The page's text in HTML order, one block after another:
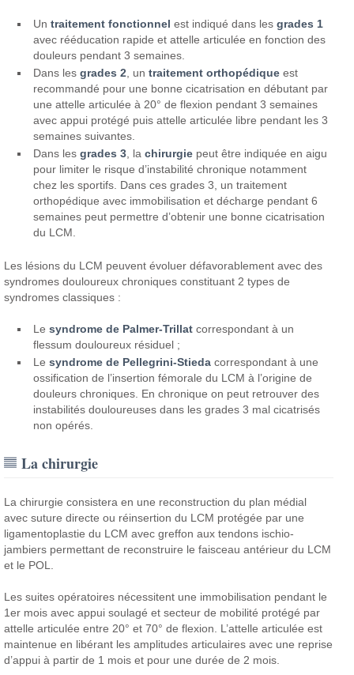
Untraitement fonctionnel est indiqué dans lesgrades 1
avec rééducation rapide et attelle articulée en fonction des
douleurs pendant 3 semaines.
Dans lesgrades 2 , untraitement orthopédique est
recommandé pour une bonne cicatrisation en débutant par
une attelle articulée à 20° de flexion pendant 3 semaines
avec appui protégé puis attelle articulée libre pendant les 3
semaines suivantes.
Dans lesgrades 3 , lachirurgie peut être indiquée en aigu
pour limiter le risque d’instabilité chronique notamment
chez les sportifs. Dans ces grades 3, un traitement
orthopédique avec immobilisation et décharge pendant 6
semaines peut permettre d’obtenir une bonne cicatrisation
du LCM.
Les lésions du LCM peuvent évoluer défavorablement avec des
syndromes douloureux chroniques constituant 2 types de
syndromes classiques :
Lesyndrome de Palmer-Trillat correspondant à un
flessum douloureux résiduel ;
Lesyndrome de Pellegrini-Stieda correspondant à une
ossification de l’insertion fémorale du LCM à l’origine de
douleurs chroniques. En chronique on peut retrouver des
instabilités douloureuses dans les grades 3 mal cicatrisés
non opérés.
La chirurgie
La chirurgie consistera en une reconstruction du plan médial
avec suture directe ou réinsertion du LCM protégée par une
ligamentoplastie du LCM avec greffon aux tendons ischio-
jambiers permettant de reconstruire le faisceau antérieur du LCM
et le POL.
Les suites opératoires nécessitent une immobilisation pendant le
1er mois avec appui soulagé et secteur de mobilité protégé par
attelle articulée entre 20° et 70° de flexion. L’attelle articulée est
maintenue en libérant les amplitudes articulaires avec une reprise
d’appui à partir de 1 mois et pour une durée de 2 mois.